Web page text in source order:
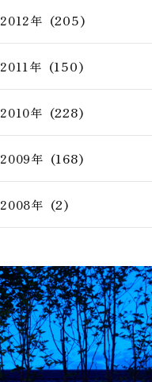
2012年 (205)
2011年 (150)
2010年 (228)
2009年 (168)
2008年 (2)